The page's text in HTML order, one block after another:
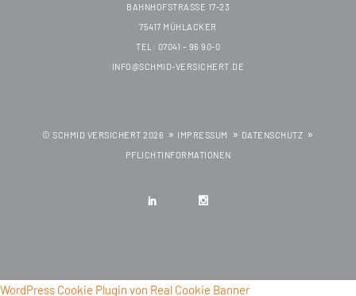
BAHNHOFSTRASSE 17-23
75417 MÜHLACKER
TEL: 07041 – 96 90-0
INFO@SCHMID-VERSICHERT.DE
© SCHMID VERSICHERT 2026 IMPRESSUM
DATENSCHUTZ
PFLICHTINFORMATIONEN
WordPress Cookie Plugin von Real Cookie Banner